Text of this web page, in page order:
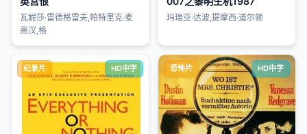
瓦妮莎·雷德格雷夫,帕特里克·麦
高汉,格
玛瑞亚·达波,提摩西·道尔顿
纪录片 HD中字 恐怖片 HD中字